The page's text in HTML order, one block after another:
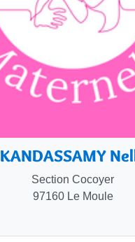
KANDASSAMY
Section Cocoyer
97160 Le Moule